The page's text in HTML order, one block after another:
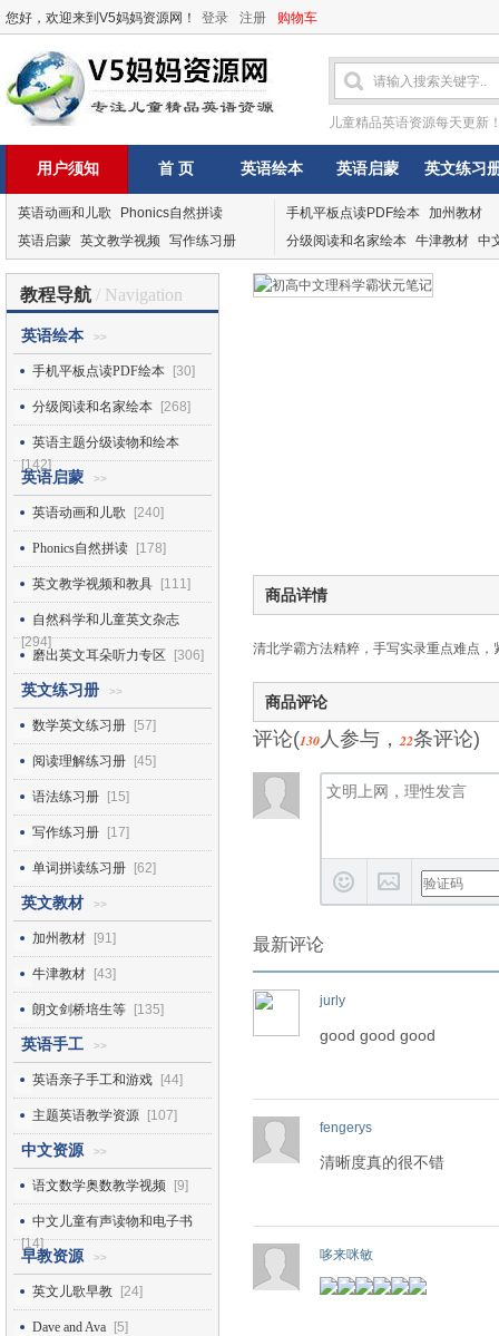
您好，欢迎来到V5妈妈资源网！ 登录 注册 购物车
儿童精品英语资源每天更新
用户须知 首 页 英语绘本 英语启蒙 英文练习
英语动画和儿歌
Phonics自然拼读
英语启蒙 英文教学视频 写作练习册
手机平板点读PDF绘本 加州教材
分级阅读和名家绘本 牛津教材 中
教程导航 / Navigation
英语绘本 >>
手机平板点读PDF绘本 [30]
分级阅读和名家绘本 [268]
英语主题分级读物和绘本
[142]
英语启蒙 >>
英语动画和儿歌 [240]
Phonics自然拼读 [178]
英文教学视频和教具 [111]
自然科学和儿童英文杂志
[294]
磨出英文耳朵听力专区
[306]
英文练习册 >>
数学英文练习册 [57]
阅读理解练习册 [45]
语法练习册 [15]
写作练习册 [17]
单词拼读练习册 [62]
英文教材 >>
加州教材 [91]
牛津教材 [43]
朗文剑桥培生等 [135]
英语手工 >>
英语亲子手工和游戏 [44]
主题英语教学资源 [107]
中文资源 >>
语文数学奥数教学视频 [9]
中文儿童有声读物和电子书
[14]
早教资源 >>
英文儿歌早教 [24]
Dave and Ava [5]
商品详情
清北学霸方法精粹，手写实录重点难点
商品评论
评论(130人参与，22条评论)
最新评论
jurly
good good good
fengerys
清晰度真的很不错
哆来咪敏